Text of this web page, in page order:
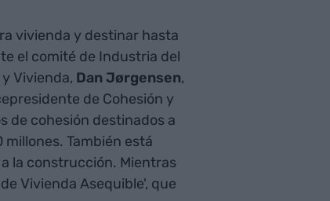
vivienda y destinar hasta
el comité de Industria del
Vivienda, Dan Jørgensen,
de Cohesión y
de cohesión destinados a
También está
la construcción. Mientras
Vivienda Asequible', que